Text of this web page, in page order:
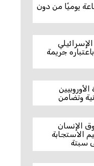
خمسة أشهر، عملتُ 14 ساعة يوميًا من دون
جريمة
وتضامن
الإنسان
الاستجابة
سبتة